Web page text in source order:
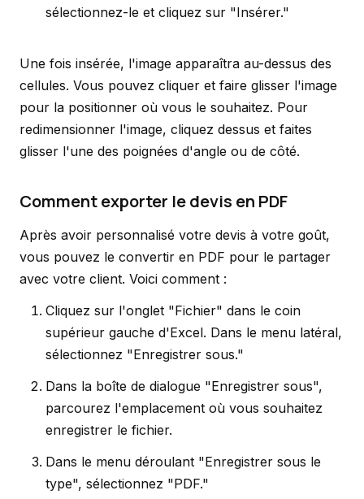
sélectionnez-le et cliquez sur "Insérer."
Une fois insérée, l'image apparaîtra au-dessus des
cellules. Vous pouvez cliquer et faire glisser l'image
pour la positionner où vous le souhaitez. Pour
redimensionner l'image, cliquez dessus et faites
glisser l'une des poignées d'angle ou de côté.
Comment exporter le devis en PDF
Après avoir personnalisé votre devis à votre goût,
vous pouvez le convertir en PDF pour le partager
avec votre client. Voici comment :
Cliquez sur l'onglet "Fichier" dans le coin
supérieur gauche d'Excel. Dans le menu latéral,
sélectionnez "Enregistrer sous."
Dans la boîte de dialogue "Enregistrer sous",
parcourez l'emplacement où vous souhaitez
enregistrer le fichier.
Dans le menu déroulant "Enregistrer sous le
type", sélectionnez "PDF."